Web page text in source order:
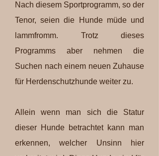
Nach diesem Sportprogramm, so der
Tenor, seien die Hunde müde und
lammfromm. Trotz dieses
Programms aber nehmen die
Suchen nach einem neuen Zuhause
für Herdenschutzhunde weiter zu.
Allein wenn man sich die Statur
dieser Hunde betrachtet kann man
erkennen, welcher Unsinn hier